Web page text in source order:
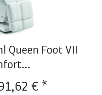
Queen Foot VII
€ *